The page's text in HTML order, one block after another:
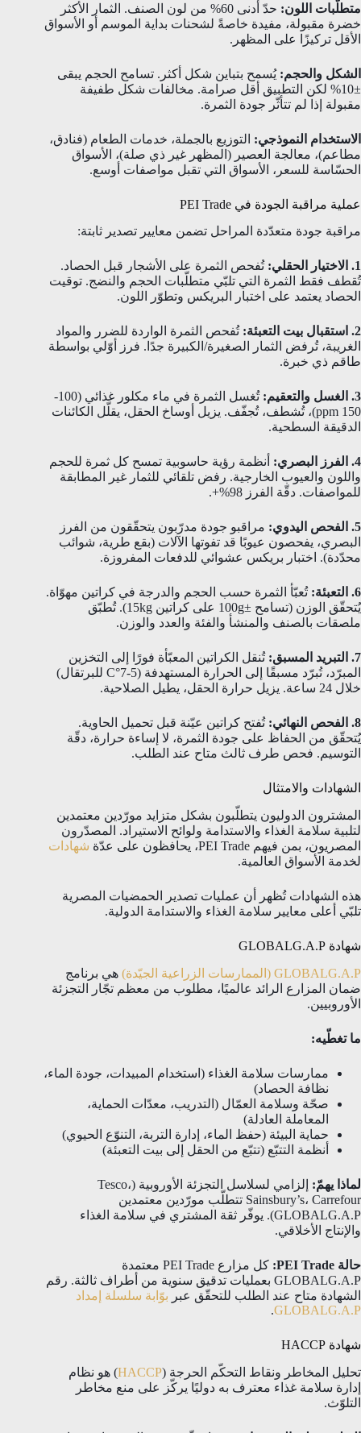
متطلّبات اللون:
حدّ أدنى 60% من لون الصنف. الثمار الأكثر
خضرة مقبولة، مفيدة خاصةً لشحنات بداية الموسم أو الأسواق
الأقل تركيزًا على المظهر.
الشكل والحجم: يُسمح بتباين شكل أكثر. تسامح الحجم يبقى
±10% لكن التطبيق أقل صرامة. مخالفات شكل طفيفة
مقبولة إذا لم تتأثّر جودة الثمرة.
الاستخدام النموذجي: التوزيع بالجملة، خدمات الطعام (فنادق،
مطاعم)، معالجة العصير (المظهر غير ذي صلة)، الأسواق
الحسّاسة للسعر، الأسواق التي تقبل مواصفات أوسع.
عملية مراقبة الجودة في PEI Trade
مراقبة جودة متعدّدة المراحل تضمن معايير تصدير ثابتة:
1. الاختيار الحقلي:
تُفحص الثمرة على الأشجار قبل الحصاد.
تُقطف فقط الثمرة التي تلبّي متطلّبات الحجم والنضج. توقيت
الحصاد يعتمد على اختبار البريكس وتطوّر اللون.
2. استقبال بيت التعبئة:
تُفحص الثمرة الواردة للضرر والمواد
الغريبة، تُرفض الثمار الصغيرة/الكبيرة جدًا. فرز أوّلي بواسطة
طاقم ذي خبرة.
3. الغسل والتعقيم:
تُغسل الثمرة في ماء مكلور غذائي (100-
150 ppm)، تُشطف، تُجفّف. يزيل أوساخ الحقل، يقلّل الكائنات
الدقيقة السطحية.
4. الفرز البصري:
أنظمة رؤية حاسوبية تمسح كل ثمرة للحجم
واللون والعيوب الخارجية. رفض تلقائي للثمار غير المطابقة
للمواصفات. دقّة الفرز 98%+.
5. الفحص اليدوي:
مراقبو جودة مدرّبون يتحقّقون من الفرز
البصري، يفحصون عيوبًا قد تفوتها الآلات (بقع طرية، شوائب
محدّدة). اختبار بريكس عشوائي للدفعات المفروزة.
6. التعبئة:
تُعبّأ الثمرة حسب الحجم والدرجة في كراتين مهوّاة.
يُتحقّق الوزن (تسامح ±100g على كراتين 15kg). تُطبّق
ملصقات بالصنف والمنشأ والفئة والعدد والوزن.
7. التبريد المسبق:
تُنقل الكراتين المعبّأة فورًا إلى التخزين
المبرّد، تُبرّد مسبقًا إلى الحرارة المستهدفة (5-7°C للبرتقال)
خلال 24 ساعة. يزيل حرارة الحقل، يطيل الصلاحية.
8. الفحص النهائي:
تُفتح كراتين عيّنة قبل تحميل الحاوية.
يُتحقّق من الحفاظ على جودة الثمرة، لا إساءة حرارة، دقّة
التوسيم. فحص طرف ثالث متاح عند الطلب.
الشهادات والامتثال
المشترون الدوليون يتطلّبون بشكل متزايد مورّدين معتمدين
لتلبية سلامة الغذاء والاستدامة ولوائح الاستيراد. المصدّرون
المصريون، بمن فيهم PEI Trade، يحافظون على عدّة
شهادات
لخدمة الأسواق العالمية.
هذه الشهادات تُظهر أن عمليات تصدير الحمضيات المصرية
تلبّي أعلى معايير سلامة الغذاء والاستدامة الدولية.
شهادة GLOBALG.A.P
GLOBALG.A.P (الممارسات الزراعية الجيّدة)
هي برنامج
ضمان المزارع الرائد عالميًا، مطلوب من معظم تجّار التجزئة
الأوروبيين.
ما تغطّيه:
ممارسات سلامة الغذاء (استخدام المبيدات، جودة الماء،
نظافة الحصاد)
صحّة وسلامة العمّال (التدريب، معدّات الحماية،
المعاملة العادلة)
حماية البيئة (حفظ الماء، إدارة التربة، التنوّع الحيوي)
أنظمة التتبّع (تتبّع من الحقل إلى بيت التعبئة)
لماذا يهمّ:
إلزامي لسلاسل التجزئة الأوروبية (Tesco،
Sainsbury’s، Carrefour تتطلّب مورّدين معتمدين
GLOBALG.A.P). يوفّر ثقة المشتري في سلامة الغذاء
والإنتاج الأخلاقي.
حالة PEI Trade:
كل مزارع PEI Trade معتمدة
GLOBALG.A.P بعمليات تدقيق سنوية من أطراف ثالثة. رقم
الشهادة متاح عند الطلب للتحقّق عبر بوّابة سلسلة إمداد
GLOBALG.A.P
.
شهادة HACCP
تحليل المخاطر ونقاط التحكّم الحرجة (HACCP) هو نظام
إدارة سلامة غذاء معترف به دوليًا يركّز على منع مخاطر
التلوّث.